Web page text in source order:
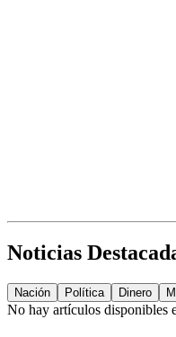
Noticias
Nación Política Dinero
No hay artículos disponibles